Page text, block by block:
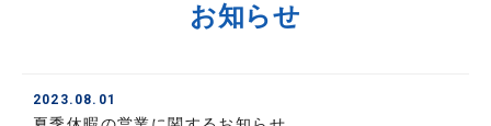
お知らせ
2023.08.01